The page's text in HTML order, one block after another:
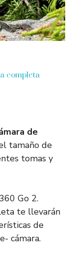
completa
de
tamaño de
tomas y
Go 2.
te llevarán
de
cámara.